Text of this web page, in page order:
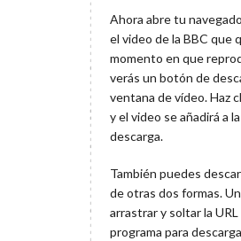
Ahora abre tu
el video de la BBC que
momento en que
verás un botón de
ventana de vídeo. Haz
y el video se añadirá a
descarga.
También puedes
de otras dos formas.
arrastrar y soltar la URL
programa para